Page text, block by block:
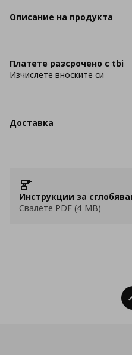
Описание на продукта
Платете разсрочено с tbi
Изчислете вноските си
Доставка
Инструкции за
Свалете PDF (4 MB)